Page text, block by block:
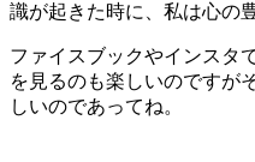
識が起きた時に、私は心の
ファイスブックやインスタ
を見るのも楽しいのですが
しいのであってね。